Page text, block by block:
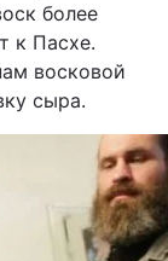
более
к Пасхе.
восковой
сыра.